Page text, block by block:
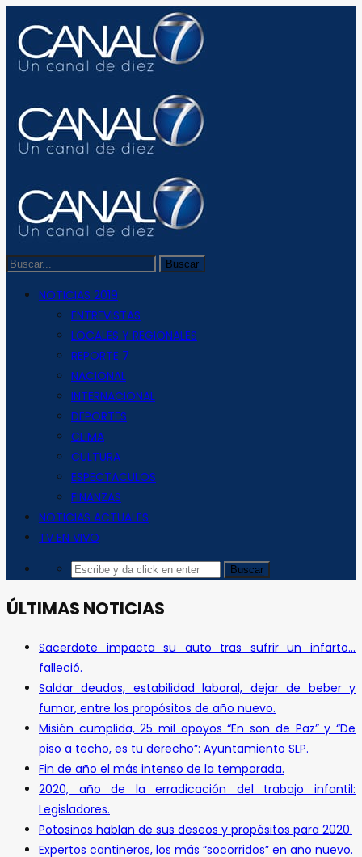
NOTICIAS 2019
ENTREVISTAS
LOCALES Y REGIONALES
REPORTE 7
NACIONAL
INTERNACIONAL
DEPORTES
CLIMA
CULTURA
ESPECTACULOS
FINANZAS
NOTICIAS ACTUALES
TV EN VIVO
ÚLTIMAS NOTICIAS
Sacerdote impacta su auto tras sufrir un infarto…
falleció.
Saldar deudas, estabilidad laboral, dejar de beber y
fumar, entre los propósitos de año nuevo.
Misión cumplida, 25 mil apoyos “En son de Paz” y “De
piso a techo, es tu derecho”: Ayuntamiento SLP.
Fin de año el más intenso de la temporada.
2020, año de la erradicación del trabajo infantil:
Legisladores.
Potosinos hablan de sus deseos y propósitos para 2020.
Expertos cantineros, los más “socorridos” en año nuevo.